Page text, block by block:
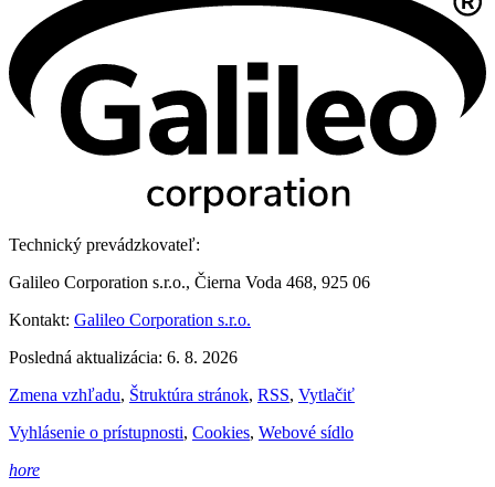
Technický prevádzkovateľ:
Galileo Corporation s.r.o., Čierna Voda 468, 925 06
Kontakt: Galileo Corporation s.r.o.
Posledná aktualizácia: 6. 8. 2026
Zmena vzhľadu, Štruktúra stránok, RSS, Vytlačiť
Vyhlásenie o prístupnosti, Cookies, Webové sídlo
hore